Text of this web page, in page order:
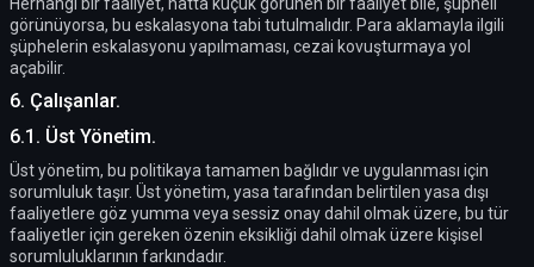
görünüyorsa, bu eskalasyona tabi tutulmalıdır. Para aklamayla ilgili
şüphelerin eskalasyonu yapılmaması, cezai kovuşturmaya yol
açabilir.
6. Çalışanlar.
6.1. Üst Yönetim.
Üst yönetim, bu politikaya tamamen bağlıdır ve uygulanması için
sorumluluk taşır. Üst yönetim, yasa tarafından belirtilen yasa dışı
faaliyetlere göz yumma veya sessiz onay dahil olmak üzere, bu tür
faaliyetler için gereken özenin eksikliği dahil olmak üzere kişisel
sorumluluklarının farkındadır.